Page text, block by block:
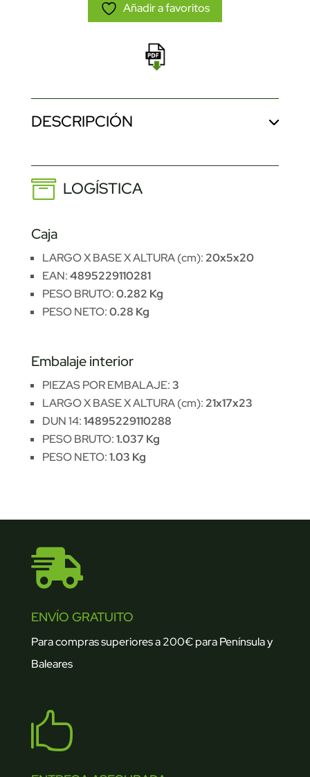
Añadir a favoritos
DESCRIPCIÓN
LOGÍSTICA
Caja
LARGO X BASE X ALTURA (cm): 20x5x20
EAN:4895229110281
PESO BRUTO:0.282 Kg
PESO NETO:0.28 Kg
Embalaje interior
PIEZAS POR EMBALAJE:3
LARGO X BASE X ALTURA (cm): 21x17x23
DUN 14:14895229110288
PESO BRUTO:1.037 Kg
PESO NETO:1.03 Kg

ENVÍO GRATUITO
Para compras superiores a 200€ para Península y
Baleares
